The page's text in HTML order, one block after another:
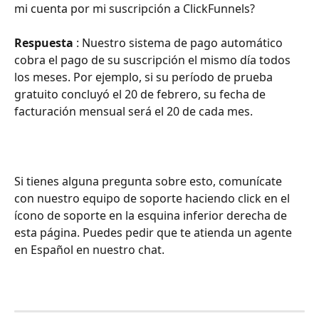
mi cuenta por mi suscripción a ClickFunnels?
Respuesta : Nuestro sistema de pago automático
cobra el pago de su suscripción el mismo día todos
los meses. Por ejemplo, si su período de prueba
gratuito concluyó el 20 de febrero, su fecha de
facturación mensual será el 20 de cada mes.
Si tienes alguna pregunta sobre esto, comunícate
con nuestro equipo de soporte haciendo click en el
ícono de soporte en la esquina inferior derecha de
esta página. Puedes pedir que te atienda un agente
en Español en nuestro chat.